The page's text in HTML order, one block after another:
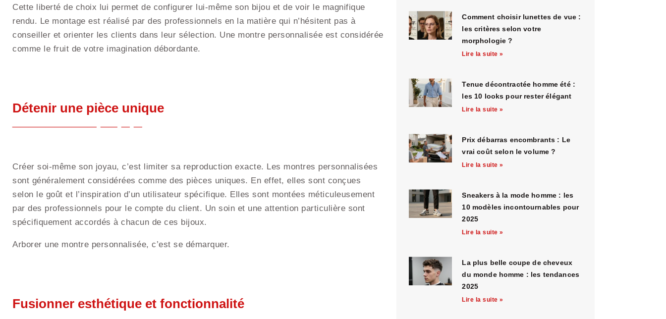
Cette liberté de choix lui permet de configurer lui-même son bijou et de voir le magnifique
rendu. Le montage est réalisé par des professionnels en la matière qui n’hésitent pas à
conseiller et orienter les clients dans leur sélection. Une montre personnalisée est considérée
comme le fruit de votre imagination débordante.
Détenir une pièce unique
Créer soi-même son joyau, c’est limiter sa reproduction exacte. Les montres personnalisées
sont généralement considérées comme des pièces uniques. En effet, elles sont conçues
selon le goût et l’inspiration d’un utilisateur spécifique. Elles sont montées méticuleusement
par des professionnels pour le compte du client. Un soin et une attention particulière sont
spécifiquement accordés à chacun de ces bijoux.
Arborer une montre personnalisée, c’est se démarquer.
Fusionner esthétique et fonctionnalité
Comment choisir lunettes de vue :
les critères selon votre
morphologie ?
Lire la suite »
Tenue décontractée homme été :
les 10 looks pour rester élégant
Lire la suite »
Prix débarras encombrants : Le
vrai coût selon le volume ?
Lire la suite »
Sneakers à la mode homme : les
10 modèles incontournables pour
2025
Lire la suite »
La plus belle coupe de cheveux
du monde homme : les tendances
2025
Lire la suite »